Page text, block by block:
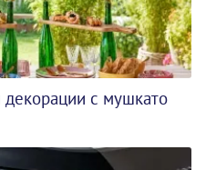
декорации с мушкато